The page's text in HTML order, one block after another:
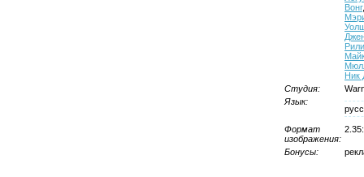
Вонг
Рили
Ник
Студия:
Язык:
Формат
изображения:
Бонусы: